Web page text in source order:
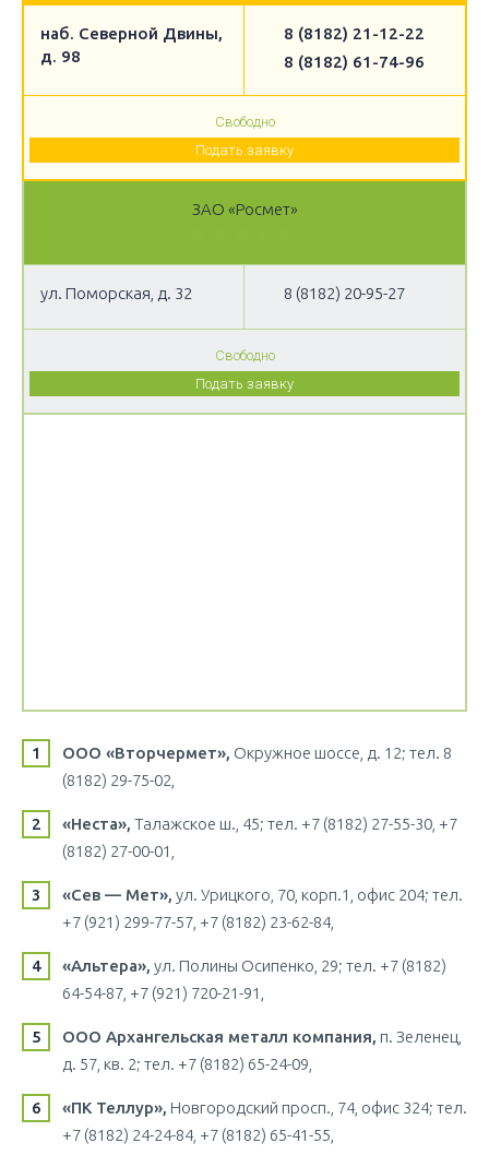
наб. Северной Двины,
д. 98
8 (8182) 21-12-22
8 (8182) 61-74-96
Свободно
Подать заявку
ЗАО «Росмет»
ул. Поморская, д. 32 8 (8182) 20-95-27
Свободно
Подать заявку
ООО «Вторчермет», Окружное шоссе, д. 12; тел. 8
(8182) 29-75-02,
«Неста», Талажское ш., 45; тел. +7 (8182) 27-55-30, +7
(8182) 27-00-01,
«Сев — Мет», ул. Урицкого, 70, корп.1, офис 204; тел.
+7 (921) 299-77-57, +7 (8182) 23-62-84,
«Альтера», ул. Полины Осипенко, 29; тел. +7 (8182)
64-54-87, +7 (921) 720-21-91,
ООО Архангельская металл компания, п. Зеленец,
д. 57, кв. 2; тел. +7 (8182) 65-24-09,
«ПК Теллур», Новгородский просп., 74, офис 324; тел.
+7 (8182) 24-24-84, +7 (8182) 65-41-55,